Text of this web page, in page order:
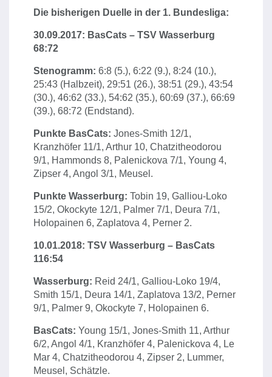
Die bisherigen Duelle in der 1. Bundesliga:
30.09.2017: BasCats – TSV Wasserburg
68:72
Stenogramm: 6:8 (5.), 6:22 (9.), 8:24 (10.),
25:43 (Halbzeit), 29:51 (26.), 38:51 (29.), 43:54
(30.), 46:62 (33.), 54:62 (35.), 60:69 (37.), 66:69
(39.), 68:72 (Endstand).
Punkte BasCats: Jones-Smith 12/1,
Kranzhöfer 11/1, Arthur 10, Chatzitheodorou
9/1, Hammonds 8, Palenickova 7/1, Young 4,
Zipser 4, Angol 3/1, Meusel.
Punkte Wasserburg: Tobin 19, Galliou-Loko
15/2, Okockyte 12/1, Palmer 7/1, Deura 7/1,
Holopainen 6, Zaplatova 4, Perner 2.
10.01.2018: TSV Wasserburg – BasCats
116:54
Wasserburg: Reid 24/1, Galliou-Loko 19/4,
Smith 15/1, Deura 14/1, Zaplatova 13/2, Perner
9/1, Palmer 9, Okockyte 7, Holopainen 6.
BasCats: Young 15/1, Jones-Smith 11, Arthur
6/2, Angol 4/1, Kranzhöfer 4, Palenickova 4, Le
Mar 4, Chatzitheodorou 4, Zipser 2, Lummer,
Meusel, Schätzle.